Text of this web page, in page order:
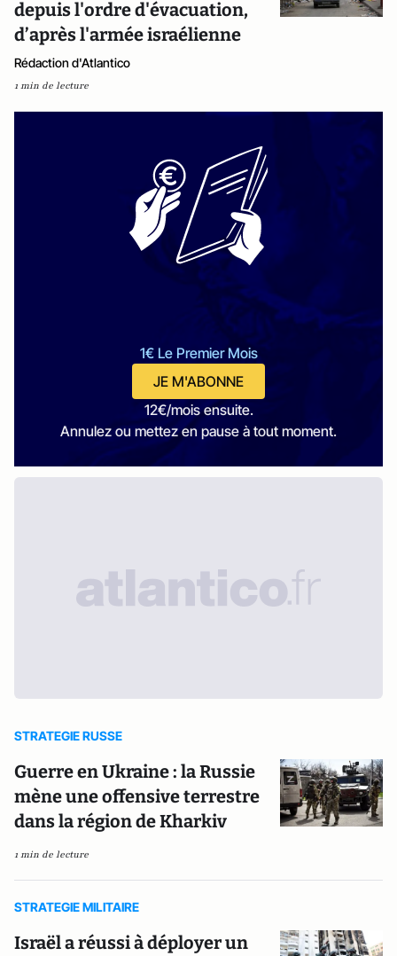
depuis l'ordre d'évacuation,
d’après l'armée israélienne
Rédaction d'Atlantico
1 min de lecture
1€ Le Premier Mois
JE M'ABONNE
12€/mois ensuite.
Annulez ou mettez en pause à tout moment.
STRATEGIE RUSSE
Guerre en Ukraine : la Russie
mène une offensive terrestre
dans la région de Kharkiv
1 min de lecture
STRATEGIE MILITAIRE
Israël a réussi à déployer un